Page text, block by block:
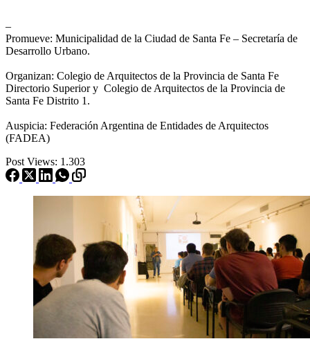
–
Promueve: Municipalidad de la Ciudad de Santa Fe – Secretaría de
Desarrollo Urbano.
Organizan: Colegio de Arquitectos de la Provincia de Santa Fe
Directorio Superior y Colegio de Arquitectos de la Provincia de
Santa Fe Distrito 1.
Auspicia: Federación Argentina de Entidades de Arquitectos
(FADEA)
Post Views: 1.303